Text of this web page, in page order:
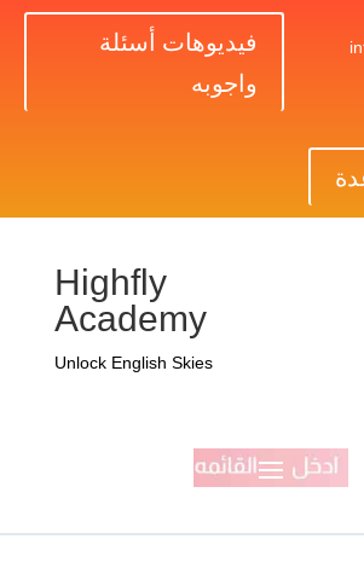
فيديوهات أسئلة
واجوبه
Highfly
Academy
Unlock English Skies